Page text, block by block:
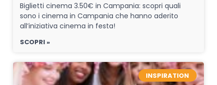
Biglietti cinema 3.50€ in Campania: scopri quali
sono i cinema in Campania che hanno aderito
all’iniziativa cinema in festa!
SCOPRI »
INSPIRATION